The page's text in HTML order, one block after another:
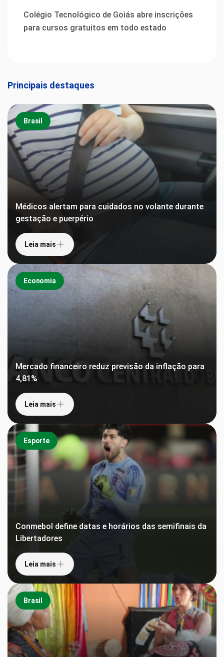
Colégio Tecnológico de Goiás abre inscrições
para cursos gratuitos em todo estado
Principais destaques
Brasil
Médicos alertam para cuidados no volante durante
gestação e puerpério
Leia mais
Economia
Mercado financeiro reduz previsão da inflação para
4,81%
Leia mais
Esporte
Conmebol define datas e horários das semifinais da
Libertadores
Leia mais
Brasil